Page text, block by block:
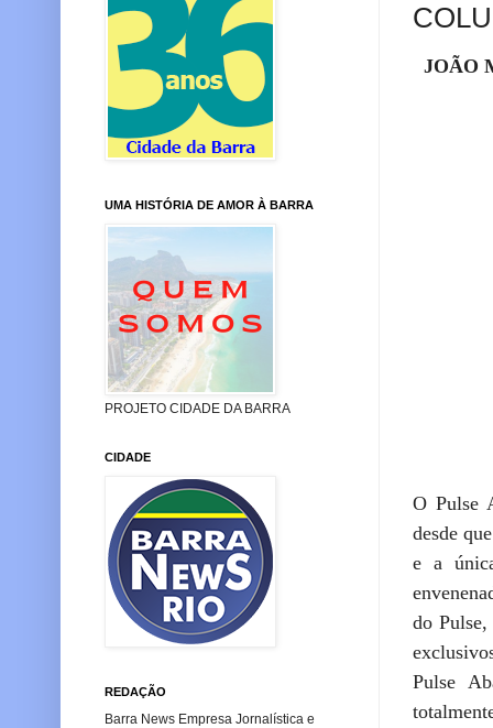
JOÃO
O Pulse
desde
e a
do Pulse,
Pulse
UMA HISTÓRIA DE AMOR À BARRA
PROJETO CIDADE DA BARRA
CIDADE
REDAÇÃO
Barra News Empresa Jornalística e